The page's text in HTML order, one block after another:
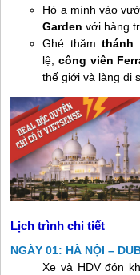
Hò a mình vào
Garden với hàng
Ghé thăm thánh
lệ, công viên
thế giới và làng di
Lịch trình chi tiết
NGÀY 01: HÀ NỘI –
Xe và HDV đón